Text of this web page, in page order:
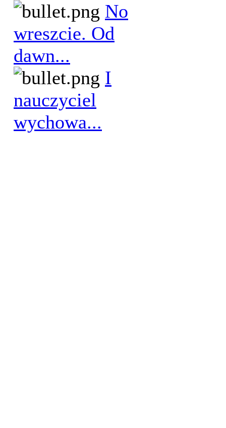
No
wreszcie. Od
dawn...
I
nauczyciel
wychowa...